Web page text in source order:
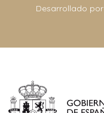
Desarrollado por